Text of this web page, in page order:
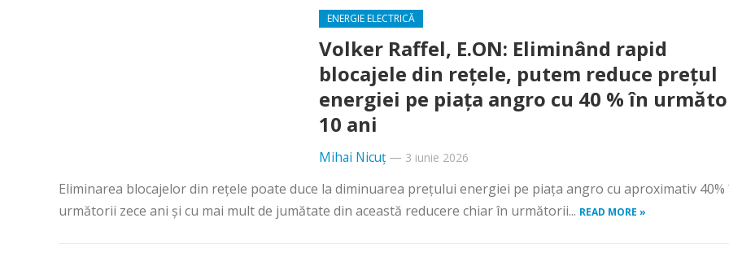
ENERGIE ELECTRICĂ
Volker Raffel, E.ON: Eliminând rapid
blocajele din reţele, putem reduce preţul
energiei pe piaţa angro cu 40 % în
10 ani
Mihai Nicuț— 3 iunie 2026
Eliminarea blocajelor din reţele poate duce la diminuarea preţului energiei pe piaţa angro cu aproximativ 40%
următorii zece ani şi cu mai mult de jumătate din această reducere chiar în următorii... READ MORE »